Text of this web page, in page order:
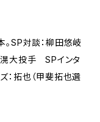
SP対談：柳田悠岐
大投手 SPインタ
：拓也（甲斐拓也選